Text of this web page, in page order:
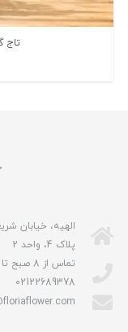
تاج
الهیه، خیابان
پلاک 4، واحد 2
تماس از 8 صبح تا 19 :
02122689378